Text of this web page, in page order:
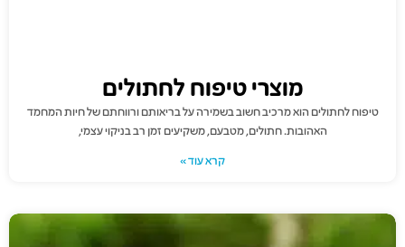
מוצרי טיפוח לחתולים
טיפוח לחתולים הוא מרכיב חשוב בשמירה על בריאותם ורווחתם של חיות המחמד
האהובות. חתולים, מטבעם, משקיעים זמן רב בניקוי עצמי,
קרא עוד »